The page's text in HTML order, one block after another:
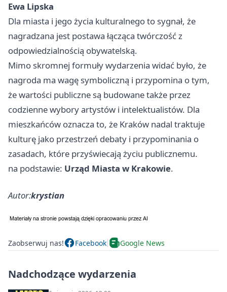
Ewa Lipska
Dla miasta i jego życia kulturalnego to sygnał, że
nagradzana jest postawa łącząca twórczość z
odpowiedzialnością obywatelską.
Mimo skromnej formuły wydarzenia widać było, że
nagroda ma wagę symboliczną i przypomina o tym,
że wartości publiczne są budowane także przez
codzienne wybory artystów i intelektualistów. Dla
mieszkańców oznacza to, że Kraków nadal traktuje
kulturę jako przestrzeń debaty i przypominania o
zasadach, które przyświecają życiu publicznemu.
na podstawie: Urząd Miasta w Krakowie.
Autor:krystian
Zaobserwuj nas! Facebook Google News
Nadchodzące wydarzenia